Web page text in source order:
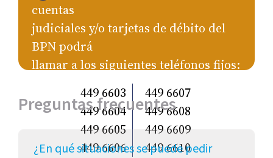
cuentas
judiciales y/o tarjetas de débito del
BPN podrá
llamar a los siguientes teléfonos fijos:
449 6603
449 6604
449 6605
449 6606
449 6607
449 6608
449 6609
449 6610
Preguntas frecuentes
¿En qué situaciones se puede pedir